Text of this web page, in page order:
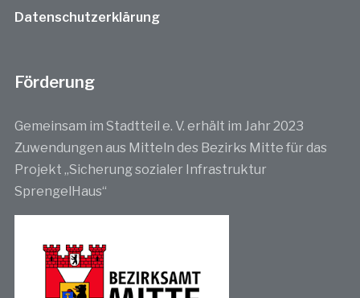
Datenschutzerklärung
Förderung
Gemeinsam im Stadtteil e. V. erhält im Jahr 2023
Zuwendungen aus Mitteln des Bezirks Mitte für das
Projekt „Sicherung sozialer Infrastruktur
SprengelHaus“